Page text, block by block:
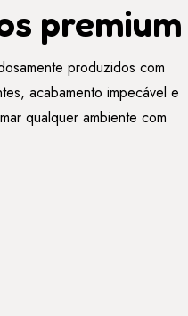
premium
produzidos com
acabamento impecável e
qualquer ambiente com